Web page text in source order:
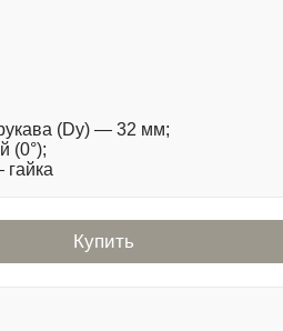
(Dy) — 32 мм;
(0°);
Купить